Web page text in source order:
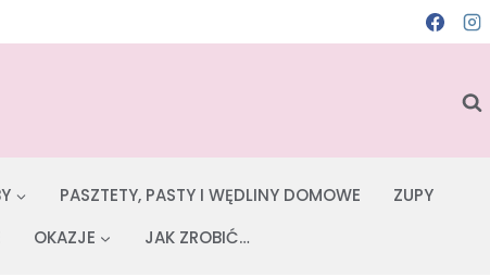
PASZTETY, PASTY I WĘDLINY DOMOWE
ZUPY
OKAZJE JAK ZROBIĆ…